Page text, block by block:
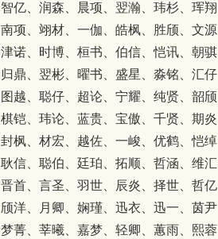
智亿、润森、晨项、翌瀚、玮杉、珲翔
南项、翊材、一伽、皓枫、胜颀、文源
津诺、时博、桓书、伯信、恺讯、朝骐
归鼎、翌彬、曜书、盛星、淼铭、汇仔
图越、聪仔、超论、宁耀、纯贤、韶颀
棋铠、玮论、蓝贵、宝傲、千贤、期炎
封枫、材宏、越佐、一峻、优鹤、恺绰
耿信、聪伯、廷珀、拓顺、哲涵、维汇
晋首、言圣、羽世、辰炎、择世、哲亿
颀洋、月卿、娴瑾、迅衣、迅一、茵尹
梦菁、莘曦、嘉梦、轻卿、蕙雨、熙蓉